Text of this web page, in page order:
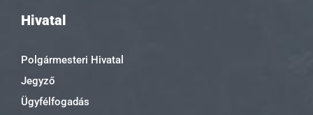
Hivatal
Polgármesteri Hivatal
Jegyző
Ügyfélfogadás